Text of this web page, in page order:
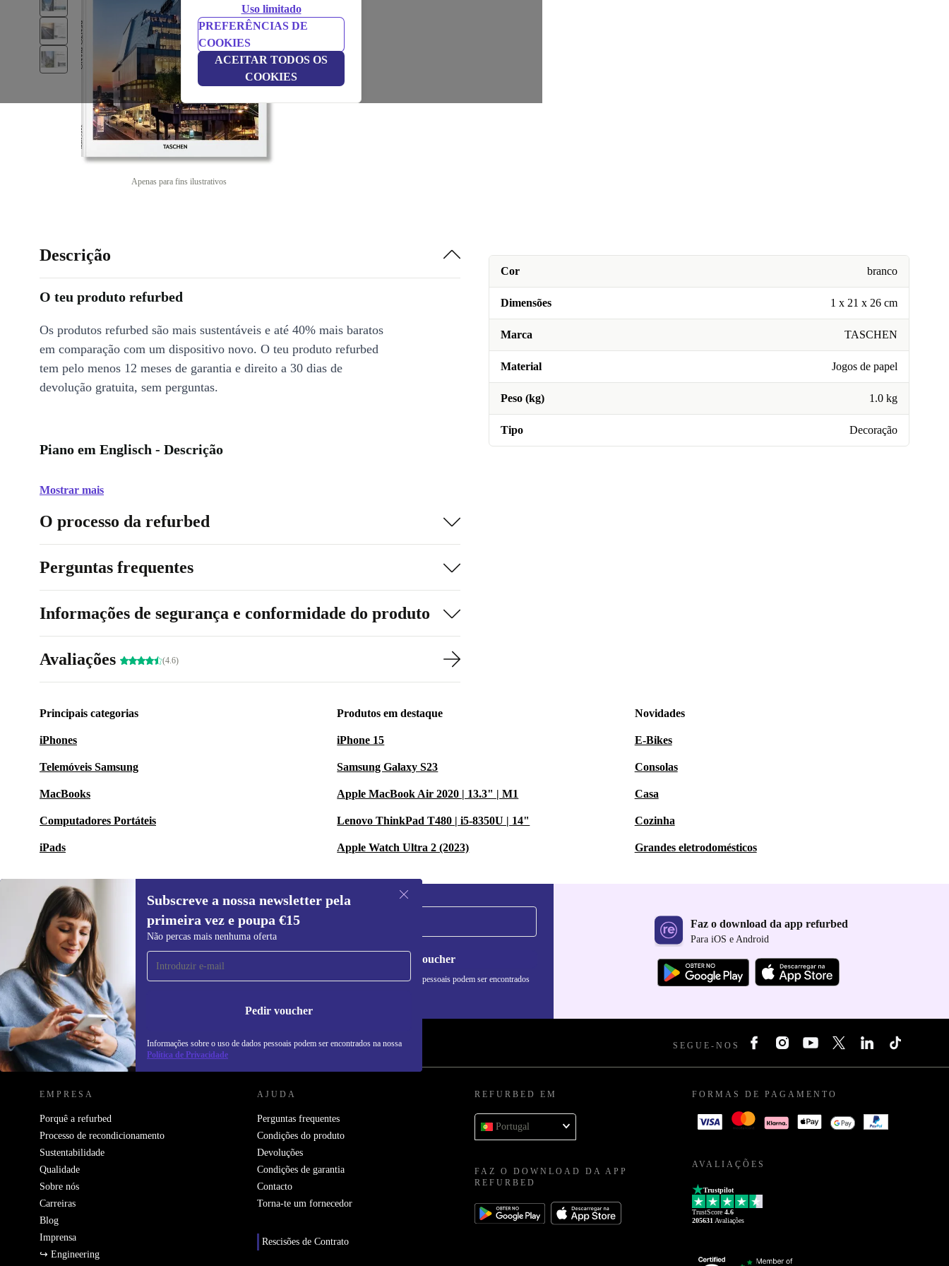
Uso limitado
PREFERÊNCIAS DE
COOKIES
ACEITAR TODOS OS
COOKIES
Apenas para fins ilustrativos
Cor branco
Dimensões 1 x 21 x 26 cm
Marca TASCHEN
Material Jogos de papel
Peso (kg) 1.0 kg
Tipo Decoração
Descrição
O teu produto refurbed
Os produtos refurbed são mais sustentáveis e até 40% mais baratos
em comparação com um dispositivo novo. O teu produto refurbed
tem pelo menos 12 meses de garantia e direito a 30 dias de
devolução gratuita, sem perguntas.
Piano em Englisch - Descrição
Mostrar mais
O processo da refurbed
Perguntas frequentes
Informações de segurança e conformidade do produto
Avaliações (4.6)
Principais categorias
iPhones
Telemóveis Samsung
MacBooks
Computadores Portáteis
iPads
Produtos em destaque
iPhone 15
Samsung Galaxy S23
Apple MacBook Air 2020 | 13.3" | M1
Lenovo ThinkPad T480 | i5-8350U | 14"
Apple Watch Ultra 2 (2023)
Novidades
E-Bikes
Consolas
Casa
Cozinha
Grandes eletrodomésticos
Subscreve a nossa newsletter pela
primeira vez e poupa €15
Não percas mais nenhuma oferta
Pedir voucher
Informações sobre o uso de dados pessoais podem ser encontrados na nossa
Política de Privacidade
Subscreve a nossa newsletter pela
primeira vez e poupa 15€!
Não percas mais nenhuma oferta.
Pedir voucher
Informações sobre o uso de dados pessoais podem ser encontrados
Faz o download da app refurbed
Para iOS e Android
REFURBED PORTUGAL - RETHINK NEW. SEGUE-NOS
EMPRESA
Porquê a refurbed
Processo de recondicionamento
Sustentabilidade
Qualidade
Sobre nós
Carreiras
Blog
Imprensa
↪ Engineering
AJUDA
Perguntas frequentes
Condições do produto
Devoluções
Condições de garantia
Contacto
Torna-te um fornecedor
Rescisões de Contrato
REFURBED EM
Portugal
FAZ O DOWNLOAD DA APP
REFURBED
FORMAS DE PAGAMENTO
AVALIAÇÕES
Trustpilot
TrustScore 4.6
205631 Avaliações